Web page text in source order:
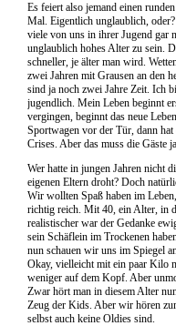
Es feiert also jemand einen
Mal. Eigentlich unglaublich,
viele von uns in ihrer Jugend gar
unglaublich hohes Alter zu sein.
schneller, je älter man wird.
zwei Jahren mit Grausen an den
sind ja noch zwei Jahre Zeit. Ich
jugendlich. Mein Leben beginnt
vergingen, beginnt das neue
Sportwagen vor der Tür, dann
Crises. Aber das muss die Gäste
Wer hatte in jungen Jahren nicht
eigenen Eltern droht? Doch
Wir wollten Spaß haben im
richtig reich. Mit 40, ein Alter, in
realistischer war der Gedanke
sein Schäflein im Trockenen
nun schauen wir uns im Spiegel
Okay, vielleicht mit ein paar Kilo
weniger auf dem Kopf. Aber
Zwar hört man in diesem Alter
Zeug der Kids. Aber wir hören
selbst auch keine Oldies sind.